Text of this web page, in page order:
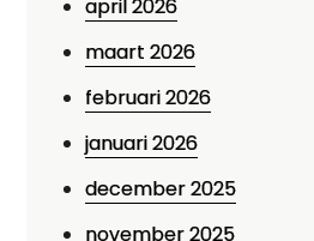
april 2026
maart 2026
februari 2026
januari 2026
december 2025
november 2025